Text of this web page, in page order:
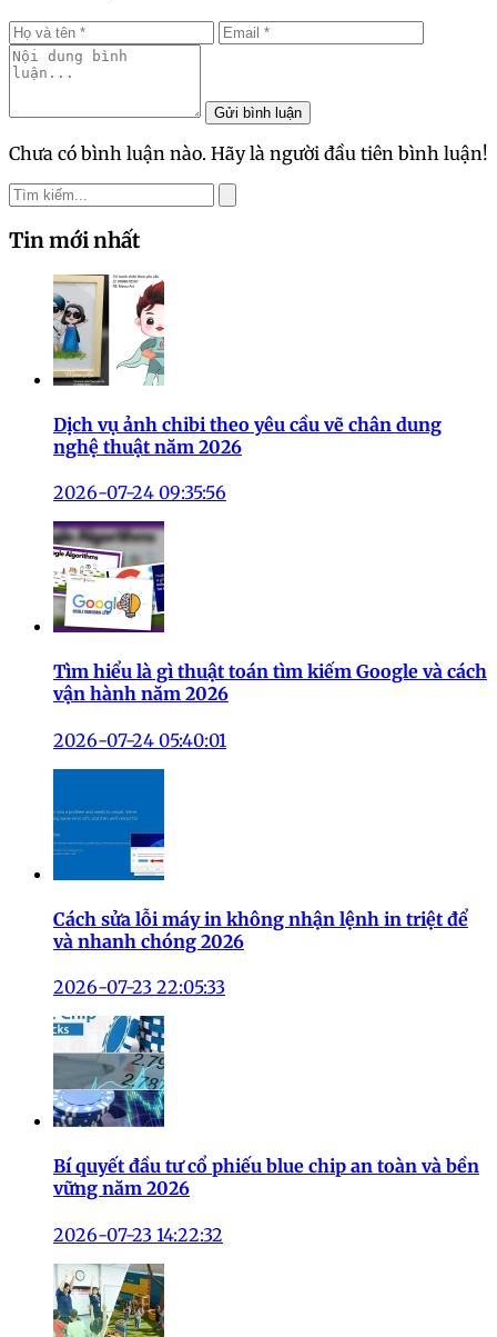
Gửi bình luận
Chưa có bình luận nào. Hãy là người đầu tiên bình luận!
Tin mới nhất
Dịch vụ ảnh chibi theo yêu cầu vẽ chân dung
nghệ thuật năm 2026
2026-07-24 09:35:56
Tìm hiểu là gì thuật toán tìm kiếm Google và cách
vận hành năm 2026
2026-07-24 05:40:01
Cách sửa lỗi máy in không nhận lệnh in triệt để
và nhanh chóng 2026
2026-07-23 22:05:33
Bí quyết đầu tư cổ phiếu blue chip an toàn và bền
vững năm 2026
2026-07-23 14:22:32